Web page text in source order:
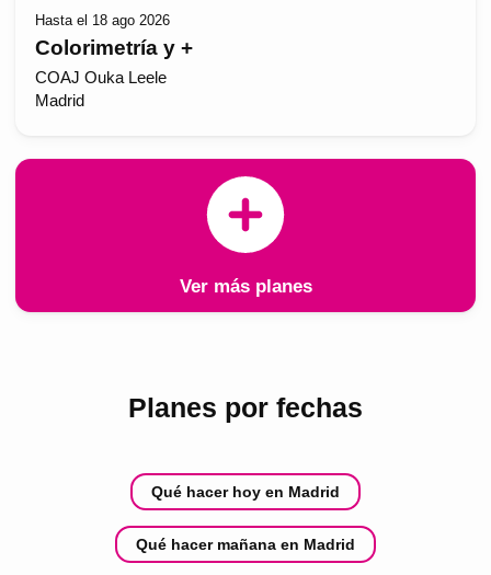
Hasta el 18 ago 2026
Colorimetría y +
COAJ Ouka Leele
Madrid
Ver más planes
Planes por fechas
Qué hacer hoy en Madrid
Qué hacer mañana en Madrid